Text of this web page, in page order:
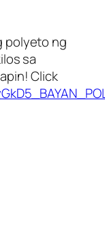
polyeto ng
sa
Click